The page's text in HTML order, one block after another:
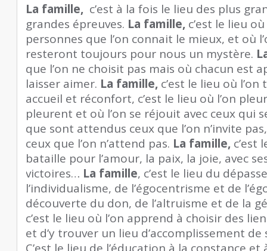
La famille, c’est à la fois le lieu des plus
grandes épreuves. La famille, c’est le lieu
personnes que l’on connait le mieux, et où
resteront toujours pour nous un mystère.
que l’on ne choisit pas mais où chacun est
laisser aimer. La famille, c’est le lieu où
accueil et réconfort, c’est le lieu où l’on
pleurent et où l’on se réjouit avec ceux qui
que sont attendus ceux que l’on n’invite
ceux que l’on n’attend pas. La famille, c’est
bataille pour l’amour, la paix, la joie, avec
victoires… La famille, c’est le lieu du
l’individualisme, de l’égocentrisme et de
découverte du don, de l’altruisme et de la
c’est le lieu où l’on apprend à choisir des
et d’y trouver un lieu d’accomplissement
C’est le lieu de l’éducation à la constance